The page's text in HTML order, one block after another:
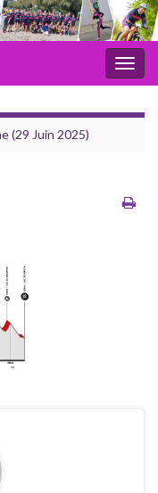
(29 Juin 2025)